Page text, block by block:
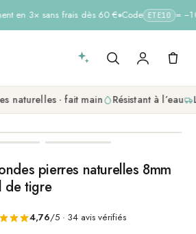
en 3× sans frais dès 60 € Code ETE10 =
naturelles · fait main Résistant à l’eau
pierres naturelles 8mm
de tigre
4,76/5 · 34 avis vérifiés